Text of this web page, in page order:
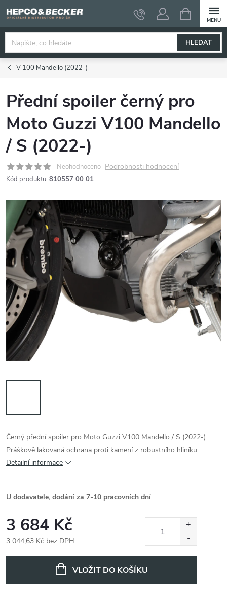
na
obsah
HLEDAT
NÁKUPNÍ
KOŠÍK
V 100 Mandello (2022-)
Přední spoiler černý pro
Moto Guzzi V100 Mandello
/ S (2022-)
Neohodnoceno Podrobnosti hodnocení
Kód produktu: 810557 00 01
Černý přední spoiler pro Moto Guzzi V100 Mandello / S (2022-).
Práškově lakovaná ochrana proti kamení z robustního hliníku.
Detailní informace
U dodavatele, dodání za 7-10 pracovních dní
3 684 Kč
3 044,63 Kč bez DPH
VLOŽIT DO KOŠÍKU